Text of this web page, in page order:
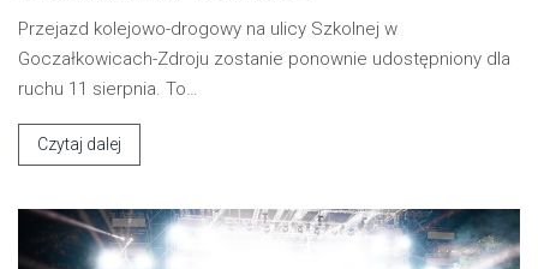
Przejazd kolejowo-drogowy na ulicy Szkolnej w
Goczałkowicach-Zdroju zostanie ponownie udostępniony dla
ruchu 11 sierpnia. To…
Czytaj dalej